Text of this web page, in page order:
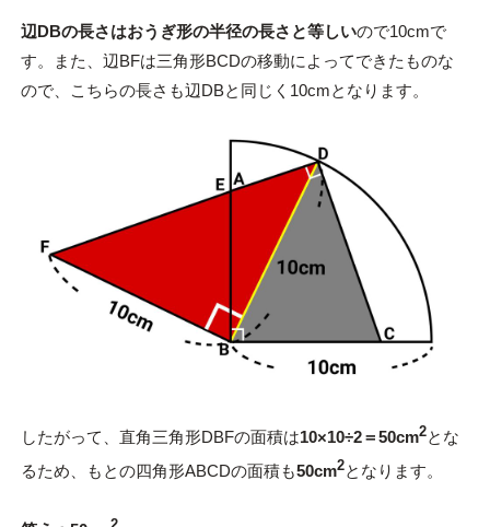
辺DBの長さはおうぎ形の半径の長さと等しいので10cmで
す。また、辺BFは三角形BCDの移動によってできたものな
ので、こちらの長さも辺DBと同じく10cmとなります。
したがって、直角三角形DBFの面積は10×10÷2＝50cm2とな
るため、もとの四角形ABCDの面積も50cm2となります。